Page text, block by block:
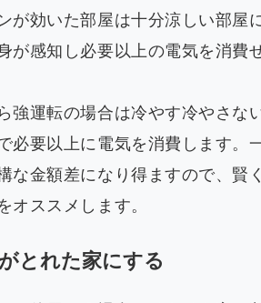
が効いた部屋は十分涼しい部屋
が感知し必要以上の電気を消費
強運転の場合は冷やす冷やさな
必要以上に電気を消費します。
な金額差になり得ますので、賢
オススメします。
とれた家にする